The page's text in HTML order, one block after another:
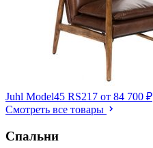
Juhl Model45 RS217 от 84 700 ₽
Смотреть все товары
Спальни